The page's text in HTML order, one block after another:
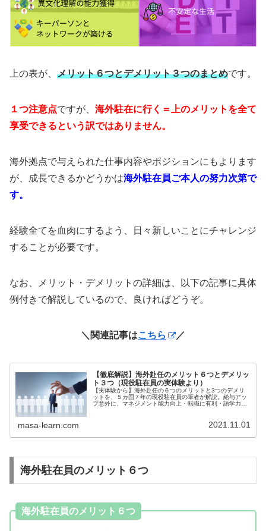
上の表が、 メリット６つとデメリット３つのまとめです。
１つ注意点ですが、 海外駐在に行く＝上のメリットを全て
享受できるという訳ではありません。
海外拠点で与えられた仕事内容やポジションにもよります
が、成長できるかどうかは海外駐在員ご本人の努力次第で
す。
経験全てを血肉にするよう、日々新しいことにチャレンジ
することが必要です。
なお、メリット・デメリットの詳細は、以下の記事に具体
例付きで解説しているので、良ければどうぞ。
＼関連記事はこちら ／
【徹底解説】海外赴任のメリット６つとデメリッ
ト３つ（現役駐在員の実体験より）
【実体験から】海外赴任の６つのメリットと3つのデメリ
ットを、５カ国７年の現役駐在員の筆者が解説。給与アッ
プ意外に、マネジメント能力向上・転職に有利・語学力の
り、治安など生活が不安定になることです。
masa-learn.com 2021.11.01
海外駐在員のメリット６つ
海外駐在員のメリット６つ